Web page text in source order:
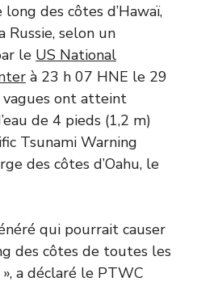
des côtes d’Hawaï,
Russie, selon un
le US National
à 23 h 07 HNE le 29
ont atteint
de 4 pieds (1,2 m)
Tsunami Warning
des côtes d’Oahu, le
qui pourrait causer
des côtes de toutes les
a déclaré le PTWC